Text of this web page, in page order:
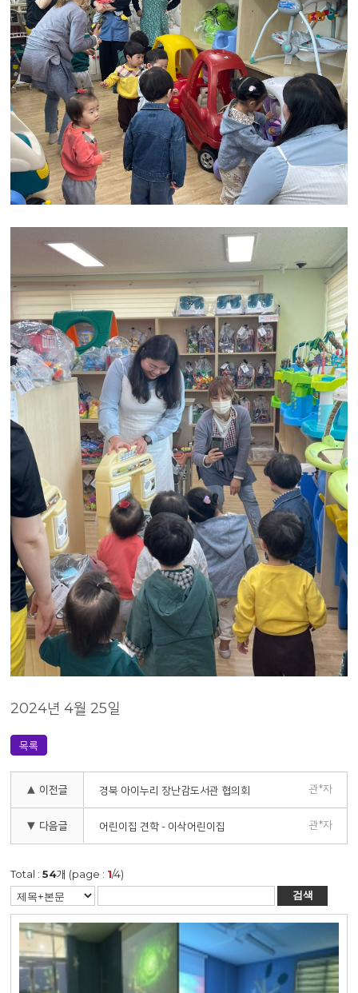
2024년 4월 25일
목록
▲ 이전글 경북 아이누리 장난감도서관 협의회 관*자
▼ 다음글 어린이집 견학 - 이삭어린이집 관*자
Total :54개 (page : 1/4)
검색